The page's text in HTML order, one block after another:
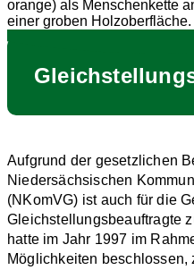
Aufgrund der gesetzlichen
Niedersächsischen
(NKomVG) ist auch für die
Gleichstellungsbeauftragte
hatte im Jahr 1997 im
Möglichkeiten